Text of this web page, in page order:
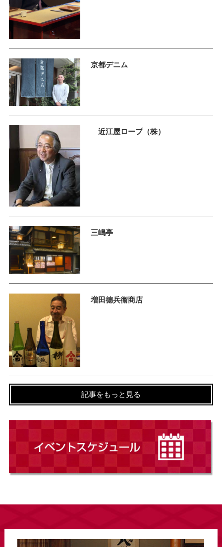
京都デニム
近江屋ロープ（株）
三嶋亭
増田德兵衞商店
記事をもっと見る